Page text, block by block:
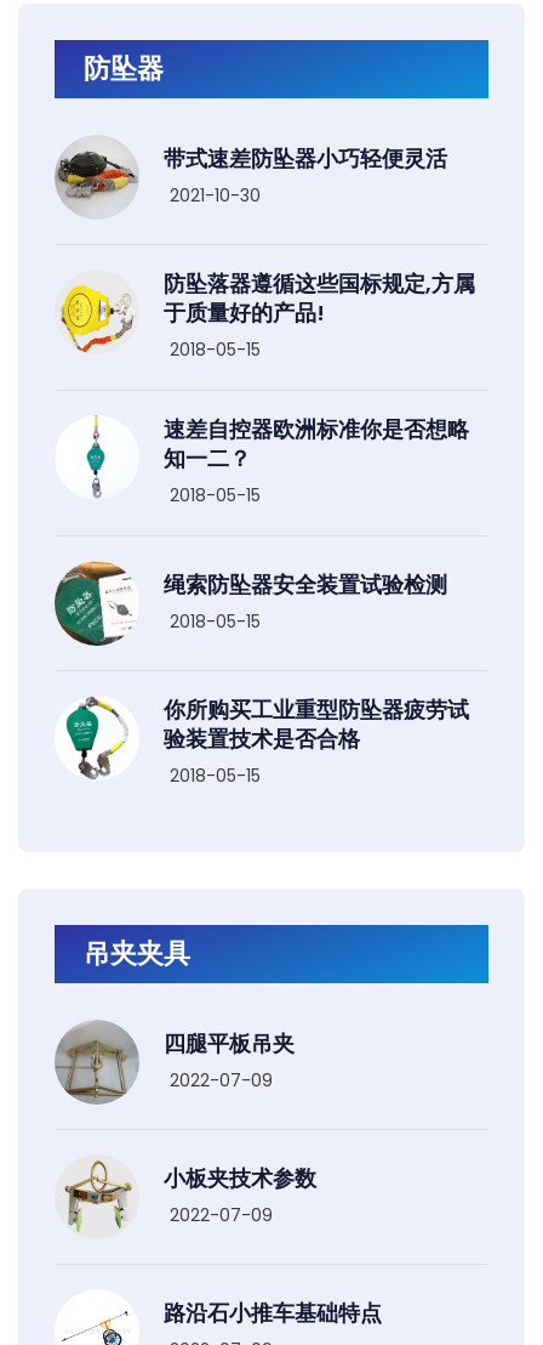
防坠器
带式速差防坠器小巧轻便灵活
2021-10-30
防坠落器遵循这些国标规定,方属
于质量好的产品!
2018-05-15
速差自控器欧洲标准你是否想略
知一二？
2018-05-15
绳索防坠器安全装置试验检测
2018-05-15
你所购买工业重型防坠器疲劳试
验装置技术是否合格
2018-05-15
吊夹夹具
四腿平板吊夹
2022-07-09
小板夹技术参数
2022-07-09
路沿石小推车基础特点